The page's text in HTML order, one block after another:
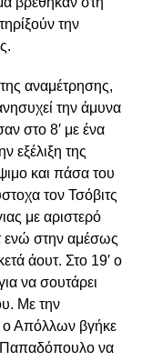
την
αναμέτρησης,
την άμυνα
στο 8′ με ένα
εξέλιξη της
και πάσα του
τον Τσόβιτς
με αριστερό
ενώ στην αμέσως
άουτ. Στο 19′ ο
να σουτάρει
Με την
Απόλλων βγήκε
Παπαδόπουλο να